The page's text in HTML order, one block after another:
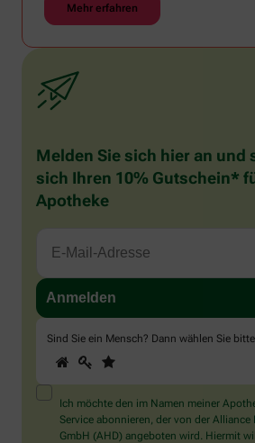
Mehr erfahren
Melden Sie sich hier an und
sich Ihren 10% Gutschein*
Apotheke
Sind Sie ein Mensch? Dann wählen Sie bitte
Sie
ein
Mensch?
Dann
wählen
1 2
Ich möchte den im Namen meiner
Service abonnieren, der von der
GmbH (AHD) angeboten wird. Hiermit